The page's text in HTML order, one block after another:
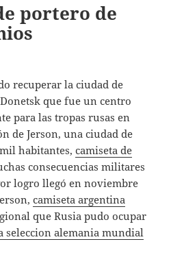
portero de
recuperar la ciudad de
que fue un centro
para las tropas rusas en
de Jerson, una ciudad de
habitantes,camiseta de
consecuencias militares
logro llegó en noviembre
camiseta argentina
que Rusia pudo ocupar
seleccion alemania mundial